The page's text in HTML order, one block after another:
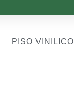
PISO VINILICO